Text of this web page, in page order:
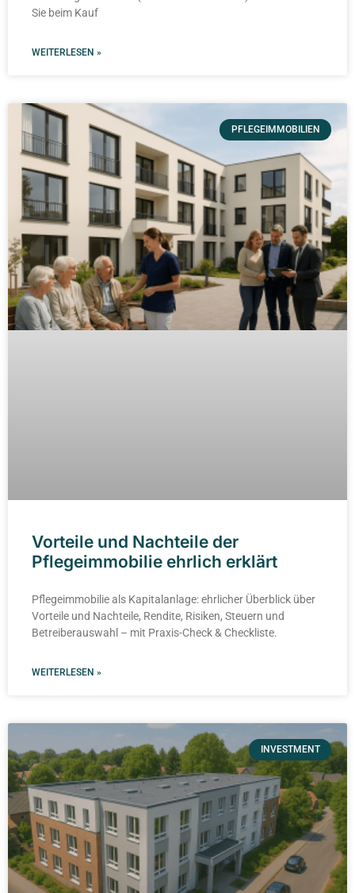
Sie beim Kauf
WEITERLESEN »
PFLEGEIMMOBILIEN
Vorteile und Nachteile der
Pflegeimmobilie ehrlich erklärt
Pflegeimmobilie als Kapitalanlage: ehrlicher Überblick über
Vorteile und Nachteile, Rendite, Risiken, Steuern und
Betreiberauswahl – mit Praxis-Check & Checkliste.
WEITERLESEN »
INVESTMENT